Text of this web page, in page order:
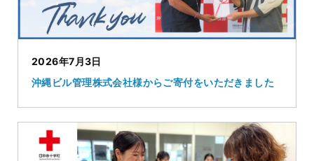
2026年7月3日
沖縄ビル管理株式会社様からご寄付をいただきました